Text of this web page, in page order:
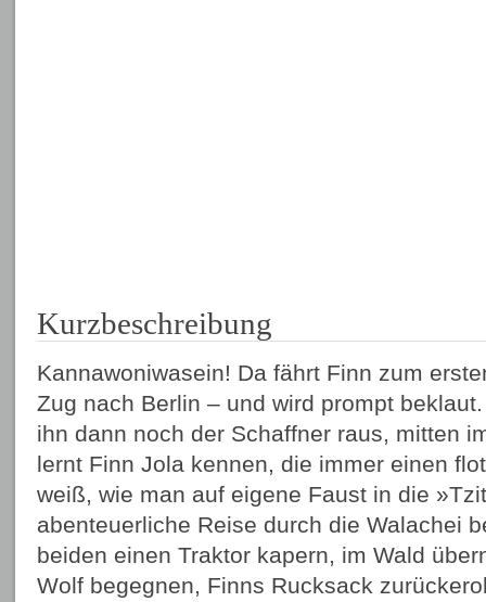
Kurzbeschreibung
Kannawoniwasein! Da fährt Finn zum
Zug nach Berlin – und wird prompt
ihn dann noch der Schaffner raus, mitten
lernt Finn Jola kennen, die immer einen
weiß, wie man auf eigene Faust in die
abenteuerliche Reise durch die Walachei
beiden einen Traktor kapern, im Wald
Wolf begegnen, Finns Rucksack